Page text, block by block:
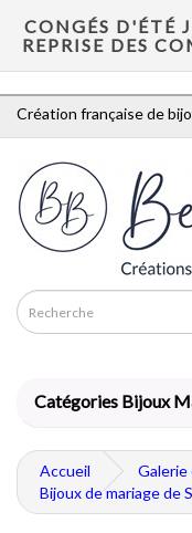
CONGÉS D'ÉTÉ
REPRISE DES
Création française de
Catégories Bijoux
Accueil Galerie
Bijoux de mariage de